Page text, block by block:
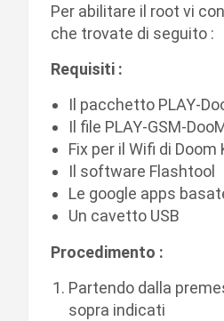
Per abilitare il root vi
che trovate di seguito :
Requisiti :
Il pacchetto PLAY-
Il file PLAY-GSM-
Fix per il Wifi di Doom
Il software Flashtool
Le google apps
Un cavetto USB
Procedimento :
Partendo dalla
sopra indicati